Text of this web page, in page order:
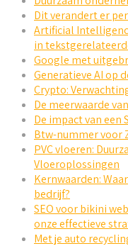
Dit verandert er
Artificial
in
Google met
Generatieve AI op
Crypto:
De meerwaarde
De impact van een
Btw-nummer voor
PVC vloeren:
Vloeroplossingen
Kernwaarden:
bedrijf?
SEO voor bikini
onze effectieve
Met je auto